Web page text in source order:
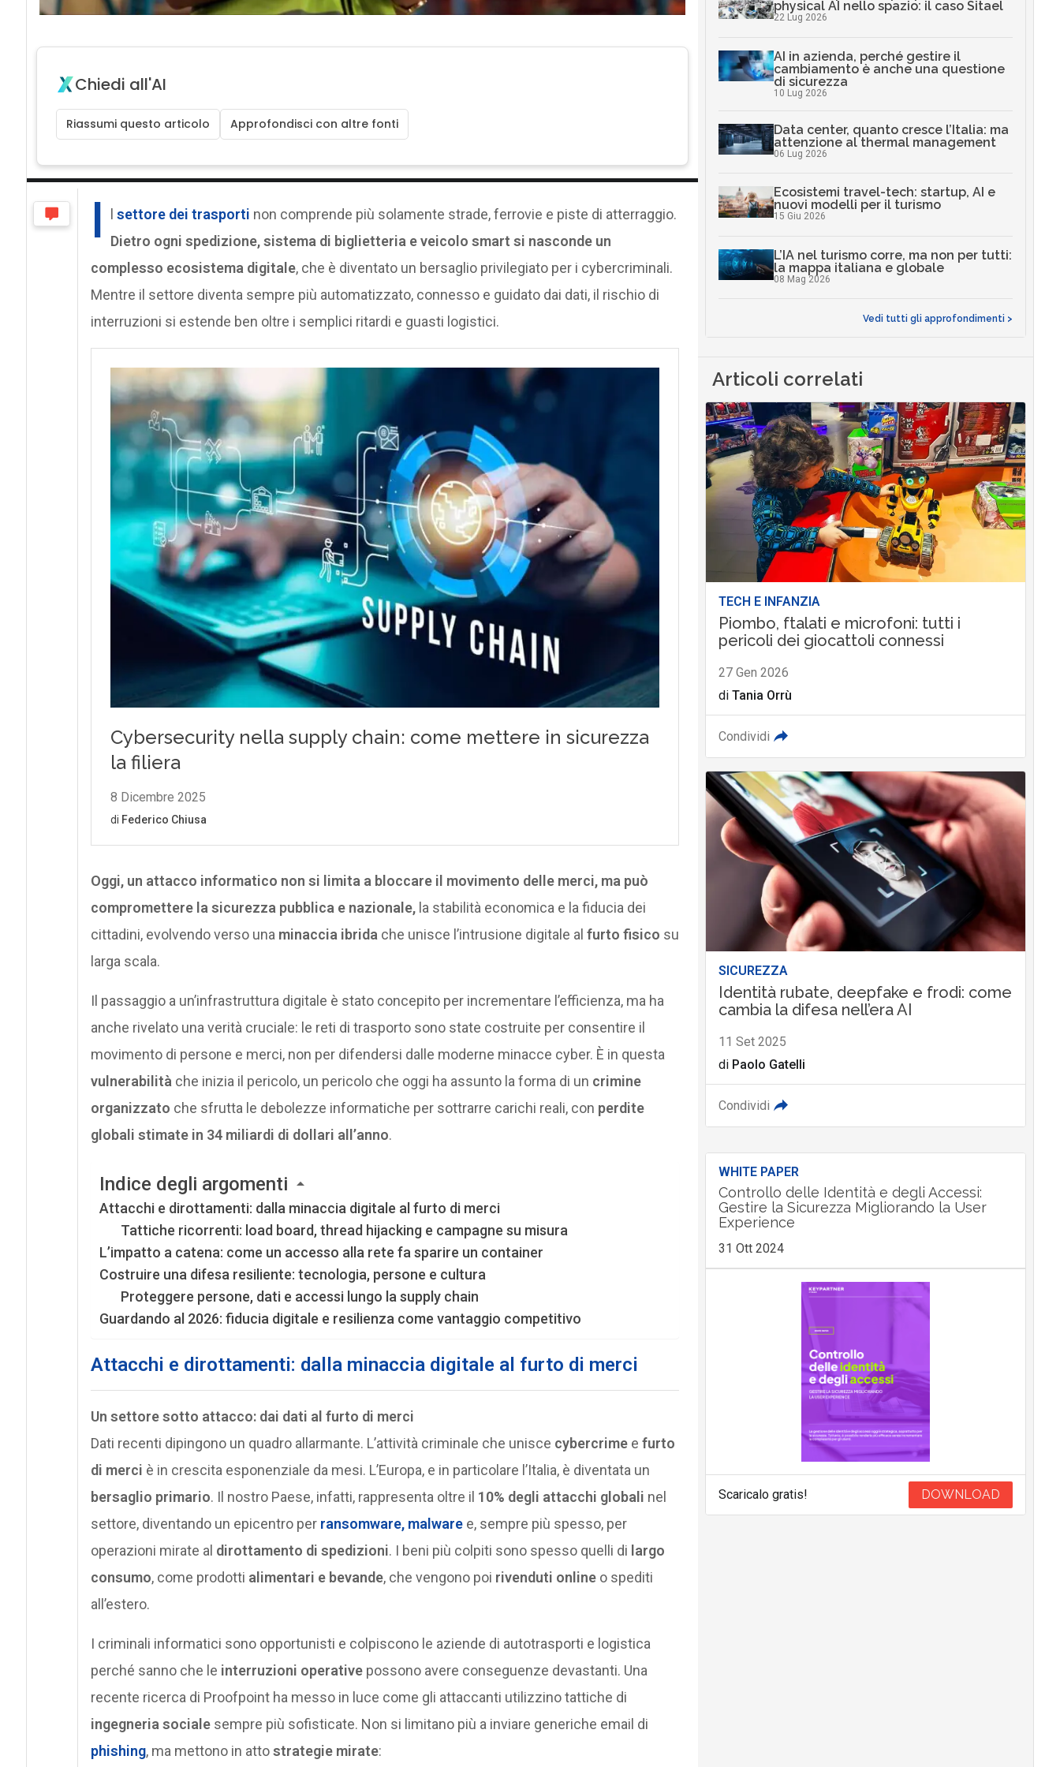
Chiedi all'AI
Riassumi questo articolo Approfondisci con altre fonti
I l settore dei trasporti non comprende più solamente strade, ferrovie e piste di atterraggio.
Dietro ogni spedizione, sistema di biglietteria e veicolo smart si nasconde un
complesso ecosistema digitale, che è diventato un bersaglio privilegiato per i cybercriminali.
Mentre il settore diventa sempre più automatizzato, connesso e guidato dai dati, il rischio di
interruzioni si estende ben oltre i semplici ritardi e guasti logistici.
Oggi, un attacco informatico non si limita a bloccare il movimento delle merci, ma può
compromettere la sicurezza pubblica e nazionale,la stabilità economica e la fiducia dei
cittadini, evolvendo verso una minaccia ibrida che unisce l’intrusione digitale al furto fisico su
larga scala.
Il passaggio a un’infrastruttura digitale è stato concepito per incrementare l’efficienza, ma ha
anche rivelato una verità cruciale: le reti di trasporto sono state costruite per consentire il
movimento di persone e merci, non per difendersi dalle moderne minacce cyber. È in questa
vulnerabilità che inizia il pericolo, un pericolo che oggi ha assunto la forma di un crimine
organizzato che sfrutta le debolezze informatiche per sottrarre carichi reali, con perdite
globali stimate in 34 miliardi di dollari all’anno.
Indice degli argomenti
Attacchi e dirottamenti: dalla minaccia digitale al furto di merci
Tattiche ricorrenti: load board, thread hijacking e campagne su misura
L’impatto a catena: come un accesso alla rete fa sparire un container
Costruire una difesa resiliente: tecnologia, persone e cultura
Proteggere persone, dati e accessi lungo la supply chain
Guardando al 2026: fiducia digitale e resilienza come vantaggio competitivo
Attacchi e dirottamenti: dalla minaccia digitale al furto di merci
Un settore sotto attacco: dai dati al furto di merci
Dati recenti dipingono un quadro allarmante. L’attività criminale che unisce cybercrimee furto
di merci è in crescita esponenziale da mesi. L’Europa, e in particolare l’Italia, è diventata un
bersaglio primario. Il nostro Paese, infatti, rappresenta oltre il 10% degli attacchi globali nel
settore, diventando un epicentro per ransomware, malware e, sempre più spesso, per
operazioni mirate al dirottamento di spedizioni. I beni più colpiti sono spesso quelli di largo
consumo, come prodotti alimentari e bevande, che vengono poi rivenduti onlineo spediti
all’estero.
I criminali informatici sono opportunisti e colpiscono le aziende di autotrasporti e logistica
perché sanno che le interruzioni operativepossono avere conseguenze devastanti. Una
recente ricerca di Proofpoint ha messo in luce come gli attaccanti utilizzino tattiche di
ingegneria socialesempre più sofisticate. Non si limitano più a inviare generiche email di
phishing, ma mettono in attostrategie mirate:
physical AI nello spazio: il caso Sitael
22 Lug 2026
AI in azienda, perché gestire il
cambiamento è anche una questione
di sicurezza
10 Lug 2026
Data center, quanto cresce l’Italia: ma
attenzione al thermal management
06 Lug 2026
Ecosistemi travel-tech: startup, AI e
nuovi modelli per il turismo
15 Giu 2026
L’IA nel turismo corre, ma non per tutti:
la mappa italiana e globale
08 Mag 2026
Vedi tutti gli approfondimenti >
Articoli correlati
TECH E INFANZIA
Piombo, ftalati e microfoni: tutti i
pericoli dei giocattoli connessi
27 Gen 2026
di Tania Orrù
Condividi
SICUREZZA
Identità rubate, deepfake e frodi: come
cambia la difesa nell’era AI
11 Set 2025
di Paolo Gatelli
Condividi
WHITE PAPER
Controllo delle Identità e degli Accessi:
Gestire la Sicurezza Migliorando la User
Experience
31 Ott 2024
Scaricalo gratis! DOWNLOAD